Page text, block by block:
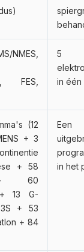
ingebouwd
een door een
NMES,
FES,
5
in één
(12
+ 3
+ 58
60
13 G-
+ 53
+ 84
Een
in het